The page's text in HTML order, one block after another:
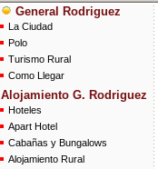
General Rodriguez
La Ciudad
Polo
Turismo Rural
Como Llegar
Alojamiento G. Rodriguez
Hoteles
Apart Hotel
Cabañas y Bungalows
Alojamiento Rural